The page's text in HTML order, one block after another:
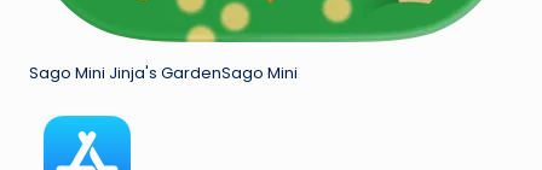
Sago Mini Jinja's GardenSago Mini